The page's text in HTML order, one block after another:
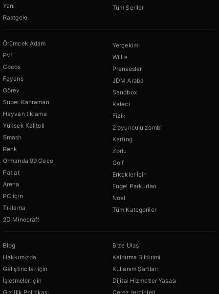
Yeni
Rastgele
Tüm Seriler
Örümcek Adam
PvE
Cocos
Fayans
Görev
Süper Kahraman
Hayvan tıklama
Yüksek Kaliteli
Smash
Renk
Ormanda 99 Gece
Patlat
Arena
PC için
Tıklama
2D Minecraft
Yerçekimi
Willie
Prensesler
JDM Araba
Sandbox
Kaleci
Fizik
2 oyunculu zombi
Karting
Zorlu
Golf
Erkekler İçin
Engel Parkurları
Noel
Tüm Kategoriler
Blog
Hakkımızda
Geliştiriciler için
İşletmeler için
Gizlilik Politikası
Bize Ulaş
Kaldırma Bildirimi
Kullanım Şartları
Dijital Hizmetler Yasası
Çerez tercihleri